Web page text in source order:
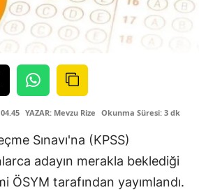
YAZAR: Mevzu Rize Okunma Süresi: 3 dk
Sınavı'na (KPSS)
adayın merakla beklediği
ÖSYM tarafından yayımlandı.